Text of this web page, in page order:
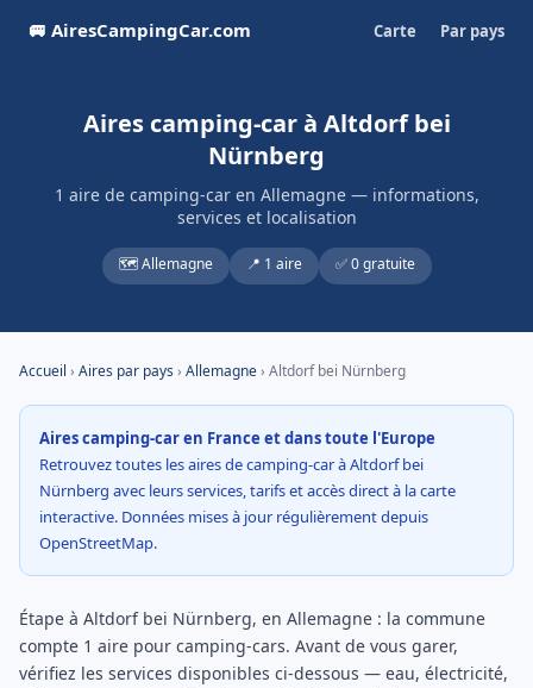
🚐 AiresCampingCar.com Carte Par pays
Aires camping-car à Altdorf bei
Nürnberg
1 aire de camping-car en Allemagne — informations,
services et localisation
🗺️ Allemagne 📍 1 aire ✅ 0 gratuite
Accueil › Aires par pays› Allemagne› Altdorf bei Nürnberg
Aires camping-car en France et dans toute l'Europe
Retrouvez toutes les aires de camping-car à Altdorf bei
Nürnberg avec leurs services, tarifs et accès direct à la carte
interactive. Données mises à jour régulièrement depuis
OpenStreetMap.
Étape à Altdorf bei Nürnberg, en Allemagne : la commune
compte 1 aire pour camping-cars. Avant de vous garer,
vérifiez les services disponibles ci-dessous — eau, électricité,